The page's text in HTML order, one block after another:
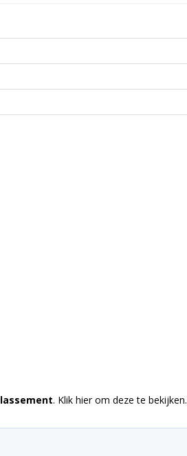
. Klik hier om deze te bekijken.